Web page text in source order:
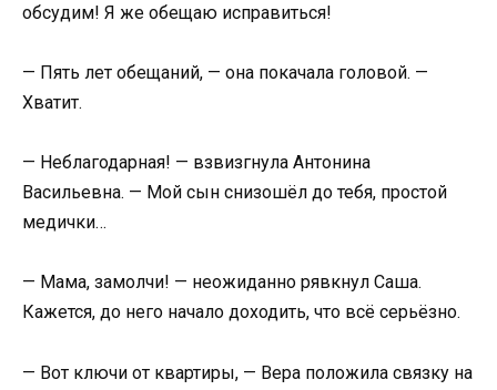
обсудим! Я же обещаю исправиться!
— Пять лет обещаний, — она покачала головой. —
Хватит.
— Неблагодарная! — взвизгнула Антонина
Васильевна. — Мой сын снизошёл до тебя, простой
медички…
— Мама, замолчи! — неожиданно рявкнул Саша.
Кажется, до него начало доходить, что всё серьёзно.
— Вот ключи от квартиры, — Вера положила связку на